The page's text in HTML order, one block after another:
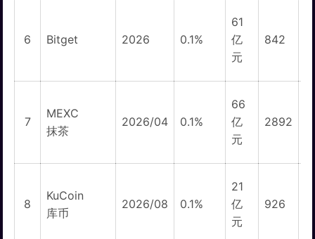
6 Bitget 2026 0.1%
61
亿
元
842
7
MEXC
抹茶
2026/04 0.1%
66
亿
元
2892
8
KuCoin
库币
2026/08 0.1%
21
亿
元
926